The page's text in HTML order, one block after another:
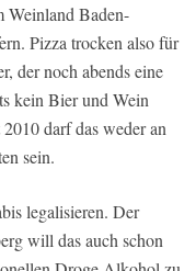
Weinland Baden-
Pizza trocken also für
der noch abends eine
kein Bier und Wein
darf das weder an
sein.
legalisieren. Der
will das auch schon